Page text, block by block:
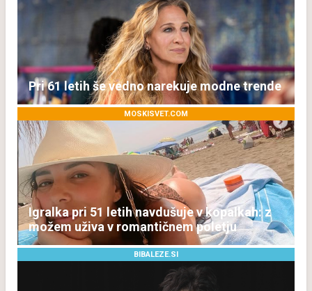
Pri 61 letih še vedno narekuje modne trende
MOSKISVET.COM
Igralka pri 51 letih navdušuje v kopalkah: z
možem uživa v romantičnem poletju
BIBALEZE.SI